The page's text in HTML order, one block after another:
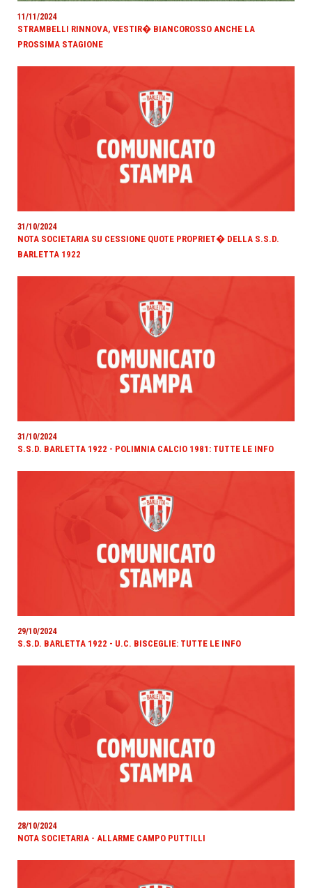
11/11/2024
STRAMBELLI RINNOVA, VESTIR� BIANCOROSSO ANCHE LA
PROSSIMA STAGIONE
31/10/2024
NOTA SOCIETARIA SU CESSIONE QUOTE PROPRIET� DELLA S.S.D.
BARLETTA 1922
31/10/2024
S.S.D. BARLETTA 1922 - POLIMNIA CALCIO 1981: TUTTE LE INFO
29/10/2024
S.S.D. BARLETTA 1922 - U.C. BISCEGLIE: TUTTE LE INFO
28/10/2024
NOTA SOCIETARIA - ALLARME CAMPO PUTTILLI